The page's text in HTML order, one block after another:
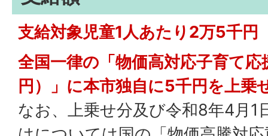
支給対象児童1人あたり2万5千円
全国一律の「物価高対応子育て
円）」に本市独自に5千円を上乗
なお、上乗せ分及び令和8年4月1